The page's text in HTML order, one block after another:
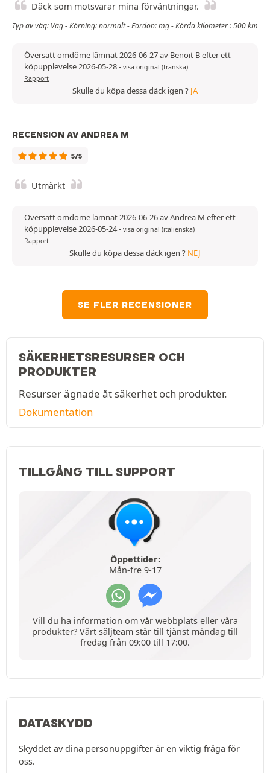
Däck som motsvarar mina förväntningar.
Typ av väg: Väg - Körning: normalt - Fordon: mg - Körda kilometer : 500 km
Översatt omdöme lämnat 2026-06-27 av Benoit B efter ett
köpupplevelse 2026-05-28- visa original (franska)
Rapport
Skulle du köpa dessa däck igen ? JA
RECENSION AV ANDREA M
5/5
Utmärkt
Översatt omdöme lämnat 2026-06-26 av Andrea M efter ett
köpupplevelse 2026-05-24- visa original (italienska)
Rapport
Skulle du köpa dessa däck igen ? NEJ
SE FLER RECENSIONER
SÄKERHETSRESURSER OCH
PRODUKTER
Resurser ägnade åt säkerhet och produkter.
Dokumentation
TILLGÅNG TILL SUPPORT
Öppettider:
Mån-fre 9-17
Vill du ha information om vår webbplats eller våra
produkter? Vårt säljteam står till tjänst måndag till
fredag från 09:00 till 17:00.
DATASKYDD
Skyddet av dina personuppgifter är en viktig fråga för
oss.